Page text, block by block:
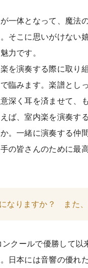
一体となって、魔法
そこに思いがけない
力です。
を演奏する際に取り
臨みます。楽譜とし
深く耳を済ませて、
ば、室内楽を演奏す
。一緒に演奏する仲
の皆さんのために最
なりますか？ また
クールで優勝して
日本には音響の優れ